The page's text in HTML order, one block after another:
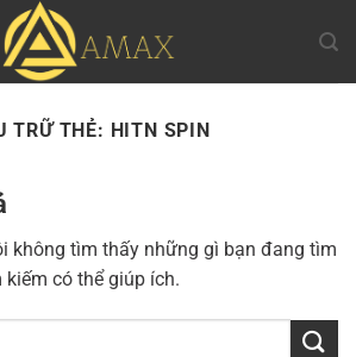
TRỮ THẺ: HITN SPIN
không tìm thấy những gì bạn đang tìm
kiếm có thể giúp ích.